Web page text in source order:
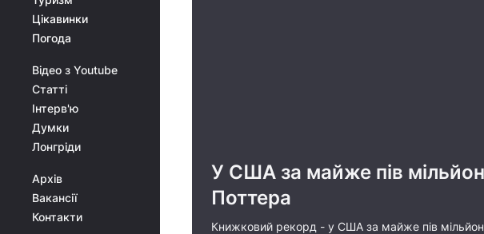
Цікавинки
Погода
Відео з Youtube
Статті
Інтерв'ю
Думки
Лонгріди
Архів
Вакансії
Контакти
У США за майже пів
Поттера
Книжковий рекорд - у США за майже пів